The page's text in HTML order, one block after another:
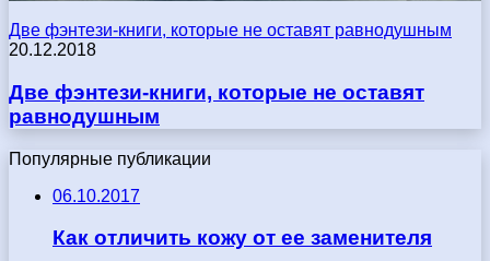
Две фэнтези-книги, которые не оставят равнодушным
20.12.2018
Две фэнтези-книги, которые не оставят
равнодушным
Популярные публикации
06.10.2017
Как отличить кожу от ее заменителя